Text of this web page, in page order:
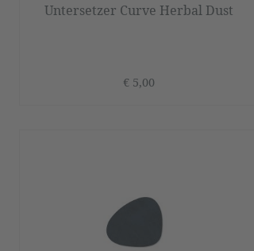
Untersetzer Curve Herbal Dust
€ 5,00